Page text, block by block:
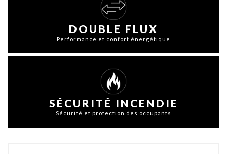
DOUBLE FLUX
Performance et confort énergétique
SÉCURITÉ INCENDIE
Sécurité et protection des occupants